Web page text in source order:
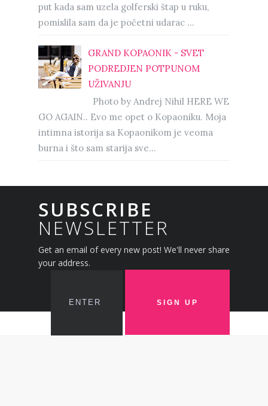
put kada sam uzela golferski štap u ruku,
pomislila sam da je početni udarac ...
GRAND KOPAONIK - SVET
PODREDJEN POTPUNOM
UŽIVANJU
Photo by Andrej Nihil HERE WE
GO AGAIN.. Evo me opet o Kopaoniku. Moja
intimna istorija sa Kopaonikom je veoma
burna i što sam starija sve...
SUBSCRIBE
NEWSLETTER
Get an email of every new post! We'll never share
your address.